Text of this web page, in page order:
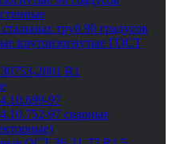
труб 90 градусов
крутоизогнутые ГОСТ
2001 R1
97
97 сварные